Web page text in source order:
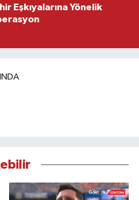
Eşkıyalarına Yönelik